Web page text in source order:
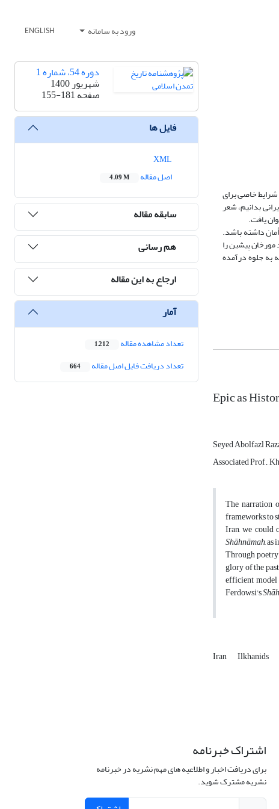
ورود به سامانه ENGLISH
شرایط خاصی برای
بدانیم، شعر
یافت.
داشته باشد.
پیشین را
به جلوه درآمده
Epic as
Seyed Abolfazl
Associated Prof.,
The narration
frameworks to
Iran, we could
Shāhnāmah, as
Through
glory of the
efficient
Ferdowsi's
Iran Ilkhanids
دوره 54، شماره 1
شهریور 1400
صفحه155-181
فایل ها
اصل مقاله
4.09 M
سابقه مقاله
هم رسانی
ارجاع به این مقاله
آمار
تعداد مشاهده مقاله 1,212
تعداد دریافت فایل اصل مقاله 664
اشتراک خبرنامه
برای دریافت اخبار و اطلاعیه های مهم نشریه در خبرنامه
نشریه مشترک شوید.